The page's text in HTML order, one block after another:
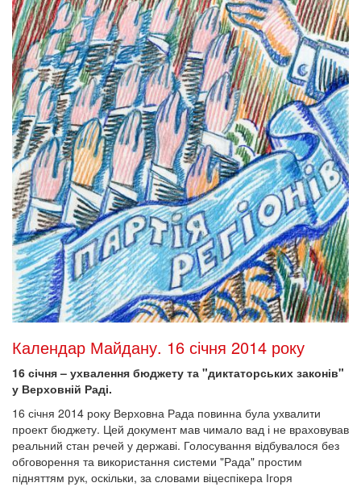
Календар Майдану. 16 січня 2014 року
16 січня – ухвалення бюджету та "диктаторських законів"
у Верховній Раді.
16 січня 2014 року Верховна Рада повинна була ухвалити
проект бюджету. Цей документ мав чимало вад і не враховував
реальний стан речей у державі. Голосування відбувалося без
обговорення та використання системи "Рада" простим
підняттям рук, оскільки, за словами віцеспікера Ігоря